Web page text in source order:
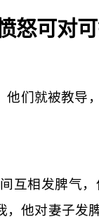
怒可对
们就被教
互相发脾气
他对妻子